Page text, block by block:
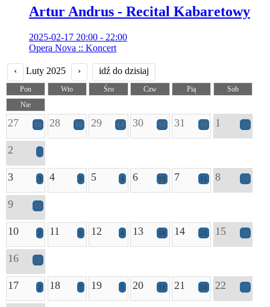
Artur Andrus - Recital Kabaretowy
2025-02-17 20:00 - 22:00
Opera Nova :: Koncert
‹ Luty 2025 › idź do dzisiaj
Pon Wto Śro Czw Pią
Sob
Nie
27 10 28 10 29 14 30 14 31 19 1 12
2 5
3 3 4 5 5 4 6 10 7 11 8 19
9 10
10 2 11 5 12 4 13 18 14 21 15 28
16 16
17 2 18 7 19 5 20 11 21 10 22 17